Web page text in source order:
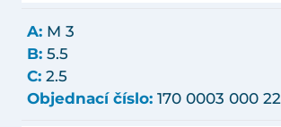
A: M 3
B: 5.5
C: 2.5
Objednací číslo: 170 0003 000 22